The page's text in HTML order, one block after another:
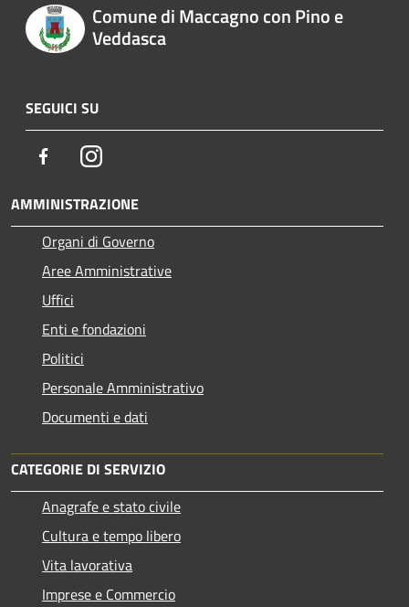
Comune di Maccagno con Pino e
Veddasca
SEGUICI SU
FacebookInstagram
AMMINISTRAZIONE
Organi di Governo
Aree Amministrative
Uffici
Enti e fondazioni
Politici
Personale Amministrativo
Documenti e dati
CATEGORIE DI SERVIZIO
Anagrafe e stato civile
Cultura e tempo libero
Vita lavorativa
Imprese e Commercio